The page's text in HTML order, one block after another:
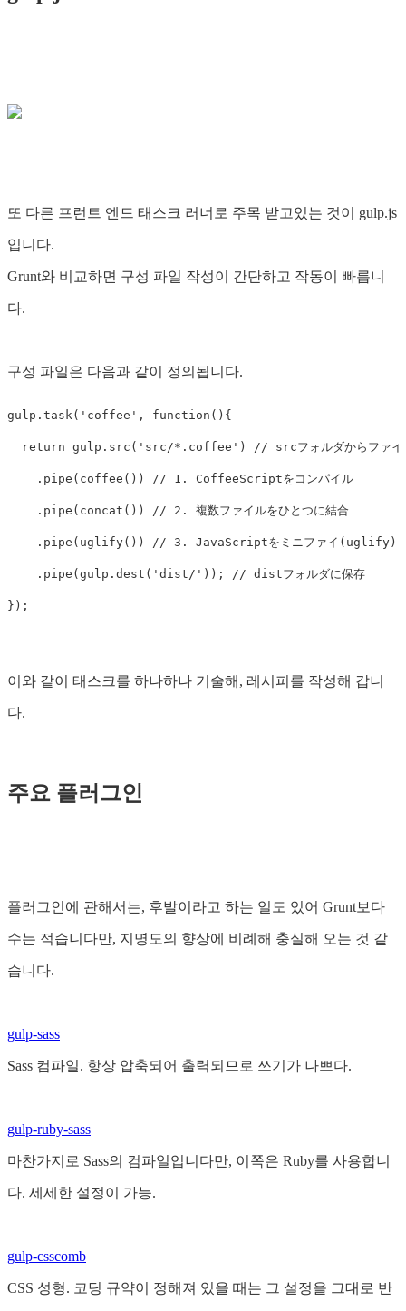
또 다른 프런트 엔드 태스크 러너로 주목 받고있는 것이 gulp.js
입니다.
Grunt와 비교하면 구성 파일 작성이 간단하고 작동이 빠릅니
다.
구성 파일은 다음과 같이 정의됩니다.
gulp . task ( ' coffee ' , function (){
return gulp . src ( ' src/*.coffee ' ) // srcフォルダからファイ
. pipe ( coffee ()) // 1. CoffeeScriptをコンパイル
. pipe ( concat ()) // 2. 複数ファイルをひとつに結合
. pipe ( uglify()) // 3. JavaScriptをミニファイ(uglify)
. pipe (gulp . dest ( ' dist/ ' )); // distフォルダに保存
});
이와 같이 태스크를 하나하나 기술해, 레시피를 작성해 갑니
다.
주요 플러그인
플러그인에 관해서는, 후발이라고 하는 일도 있어 Grunt보다
수는 적습니다만, 지명도의 향상에 비례해 충실해 오는 것 같
습니다.
gulp-sass
Sass 컴파일. 항상 압축되어 출력되므로 쓰기가 나쁘다.
gulp-ruby-sass
마찬가지로 Sass의 컴파일입니다만, 이쪽은 Ruby를 사용합니
다. 세세한 설정이 가능.
gulp-csscomb
CSS 성형. 코딩 규약이 정해져 있을 때는 그 설정을 그대로 반